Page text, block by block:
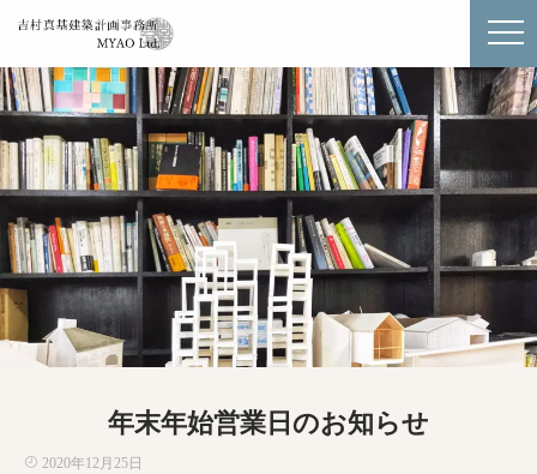
年末年始営業日のお知らせ
2020年12月25日